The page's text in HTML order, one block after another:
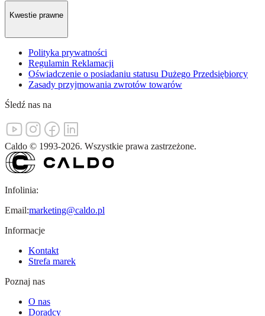
Kwestie prawne
Polityka prywatności
Regulamin Reklamacji
Oświadczenie o posiadaniu statusu Dużego Przedsiębiorcy
Zasady przyjmowania zwrotów towarów
Śledź nas na
Caldo © 1993-2026. Wszystkie prawa zastrzeżone.
Infolinia:
Email:marketing@caldo.pl
Informacje
Kontakt
Strefa marek
Poznaj nas
O nas
Doradcy